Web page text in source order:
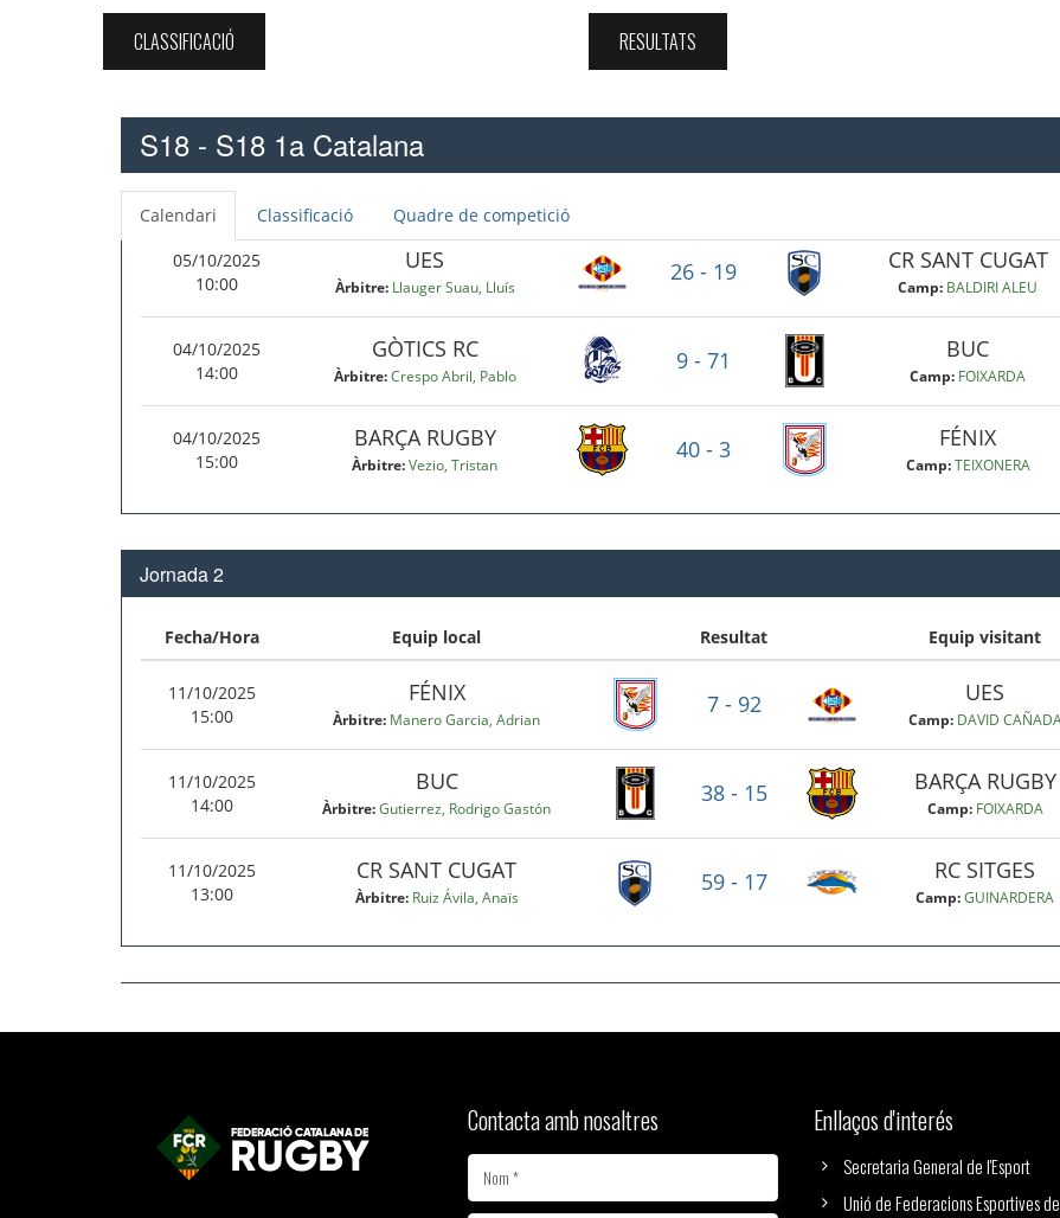
CLASSIFICACIÓ RESULTATS
Contacta amb nosaltres Enllaços d'interés
Secretaria General de l'Esport
Unió de Federacions Esportives de